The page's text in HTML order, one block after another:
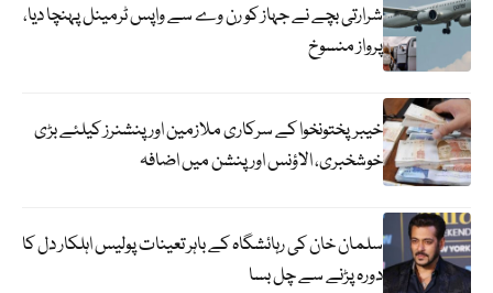
شرارتی بچے نے جہاز کو رن وے سے واپس ٹرمینل پہنچا دیا،
پرواز منسوخ
خیبرپختونخوا کے سرکاری ملازمین اور پنشنرز کیلئے بڑی
خوشخبری، الاؤنس اور پنشن میں اضافہ
سلمان خان کی رہائشگاہ کے باہر تعینات پولیس اہلکار دل کا
دورہ پڑنے سے چل بسا